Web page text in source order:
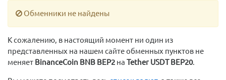
Обменники не найдены
К сожалению, в настоящий момент ни один из
представленных на нашем сайте обменных пунктов не
меняет BinanceCoin BNB BEP2 на Tether USDT BEP20.